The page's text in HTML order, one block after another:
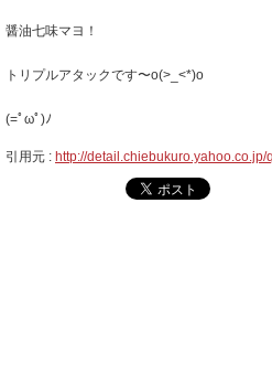
醤油七味マヨ！
トリプルアタックです〜o(>_<*)o
(=ﾟωﾟ)ﾉ
引用元 : http://